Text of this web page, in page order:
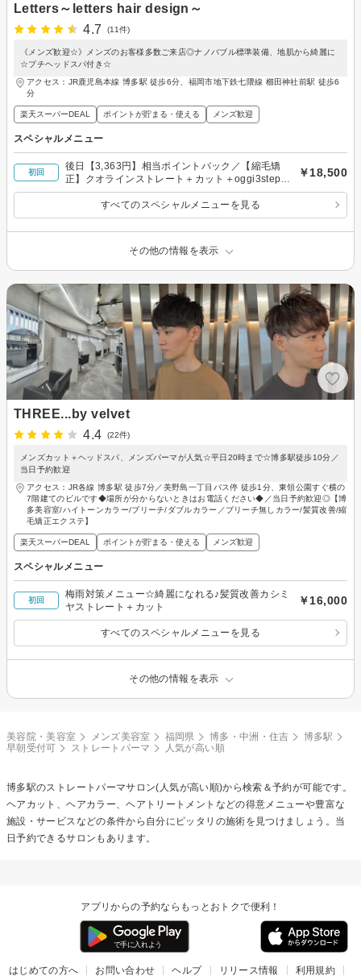
Letters～letters hair design～
4.7
(11件)
《メンズ歓迎☆》メンズのお客様多数ご来店◎ナノバブル標準装備、地肌から綺麗に
☆プチヘッドスパ付き☆
アクセス：JR鹿児島本線 博多駅 徒歩6分、福岡市地下鉄七隈線 櫛田神社前駅 徒歩6
分
楽天スーパーDEAL ポイントが貯まる・使える メンズ歓迎
スペシャルメニュー
初回
後日【3,363円】相当ポイントバック／【縮毛矯
正】クオラインストレート＋カット＋oggi3stepト
リートメント￥18500指名料込み
￥18,500
すべてのスペシャルメニューを見る
その他の情報を表示
THREE...by velvet
4.4
(22件)
メンズカット＋ヘッドスパ、メンズパーマが人気☆平日20時まで☆博多駅徒歩10分／
当日予約歓迎
アクセス：JR各線 博多駅 徒歩7分／美野島一丁目バス停 徒歩1分、東領公園すぐ横の
7階建てのビルです◆場所が分からないときはお電話ください◆／当日予約歓迎◎【博
多美容室/ハイトーンカラー/ブリーチ/ダブルカラー／ブリーチ無しカラー/髪質改善/縮
毛矯正エクステ】
楽天スーパーDEAL ポイントが貯まる・使える メンズ歓迎
スペシャルメニュー
初回
梅雨対策メニュー☆綺麗になれる♪髪質改善カシミ
ヤストレート＋カット
￥16,000
すべてのスペシャルメニューを見る
その他の情報を表示
美容院・美容室 メンズ美容室 福岡県 博多・中洲・住吉
博多駅
早朝受付可
ストレートパーマ 人気が高い順
博多駅のストレートパーマサロン(人気が高い順)から検索＆予約が可能です。
ヘアカット、ヘアカラー、ヘアトリートメントなどの得意メニューや豊富な
施設・サービスなどの条件から自分にピッタリの施術を見つけましょう。当
日予約できるサロンもあります。
アプリからの予約ならもっとおトクで便利！
はじめての方へ お問い合わせ ヘルプ リリース情報 利用規約